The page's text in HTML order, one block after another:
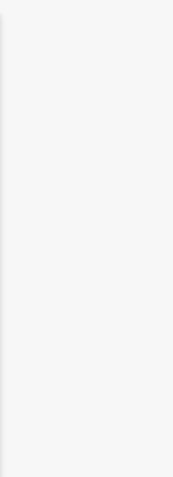
與解答，並有線上